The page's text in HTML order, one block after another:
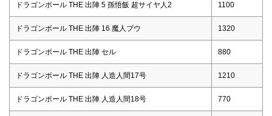
ドラゴンボール THE 出陣 5 孫悟飯 超サイヤ人2 1100
ドラゴンボール THE 出陣 16 魔人ブウ 1320
ドラゴンボール THE 出陣 セル 880
ドラゴンボール THE 出陣 人造人間17号 1210
ドラゴンボール THE 出陣 人造人間18号 770